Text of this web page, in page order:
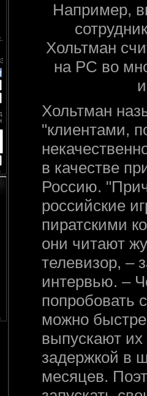
Например,
Хольтман
на РС во
Хольтман
"клиентами,
в качестве
Россию.
российские
пиратскими
они читают
телевизор, –
интервью. –
попробовать
можно
выпускают
задержкой в
месяцев.